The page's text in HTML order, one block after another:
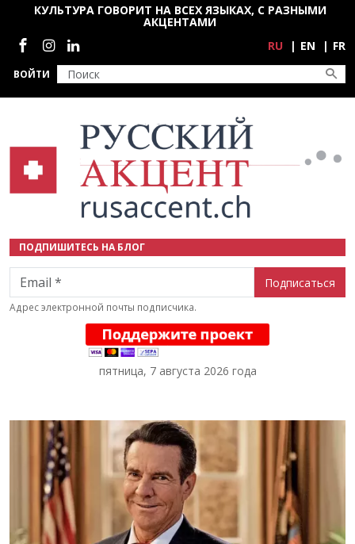
Перейти к основному содержанию
ВОЙТИ
КУЛЬТУРА ГОВОРИТ НА ВСЕХ ЯЗЫКАХ, С РАЗНЫМИ
АКЦЕНТАМИ
Социальные сети
RU EN FR
ПОДПИШИТЕСЬ НА БЛОГ
Email
Адрес электронной почты подписчика.
пятница, 7 августа 2026 года